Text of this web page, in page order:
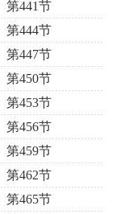
第441节
第444节
第447节
第450节
第453节
第456节
第459节
第462节
第465节